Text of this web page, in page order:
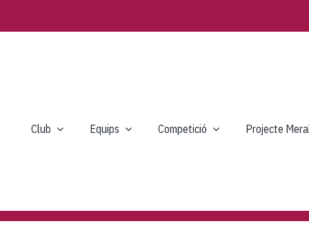
Club Equips Competició Projecte